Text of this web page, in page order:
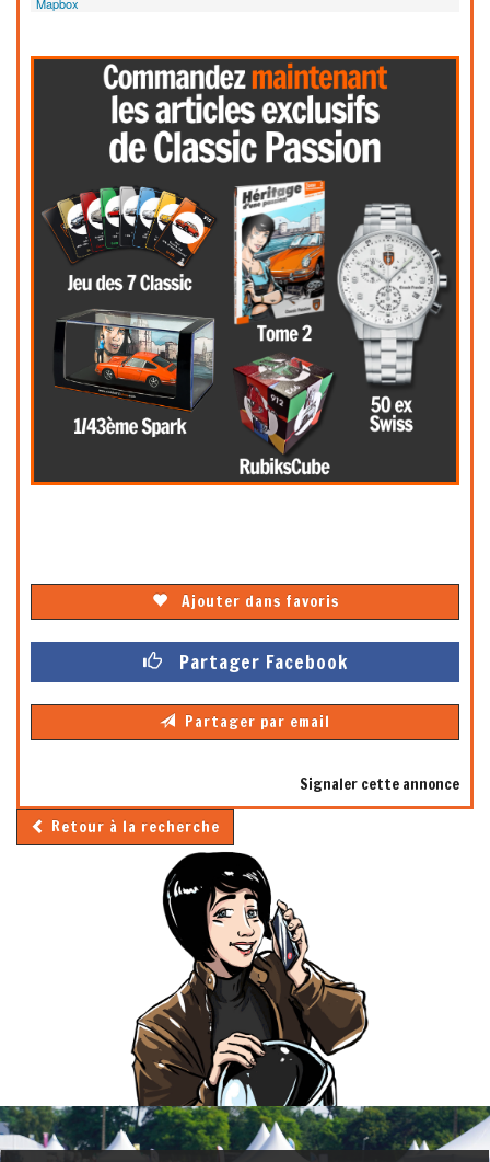
Ajouter dans favoris
Partager Facebook
Partager par email
Signaler cette annonce
Retour à la recherche